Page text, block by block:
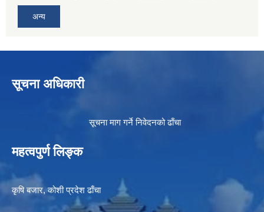
अन्य
सूचना अधिकारी
सूचना माग गर्ने निवेदनको ढाँचा
महत्वपुर्ण लिङ्क
कृषि बजार, कोशी प्रदेश ढाँचा